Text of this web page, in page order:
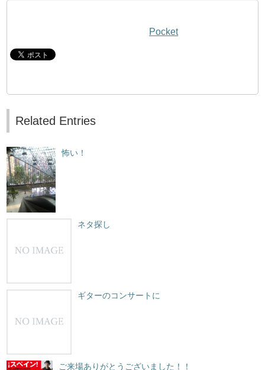
Pocket
Related Entries
怖い！
ネタ探し
ギターのコンサートに
ご来場ありがとうございました！！